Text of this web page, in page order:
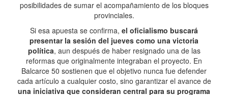
posibilidades de sumar el acompañamiento de los bloques
provinciales.
Si esa apuesta se confirma, el oficialismo buscará
presentar la sesión del jueves como una victoria
política, aun después de haber resignado una de las
reformas que originalmente integraban el proyecto. En
Balcarce 50 sostienen que el objetivo nunca fue defender
cada artículo a cualquier costo, sino garantizar el avance de
una iniciativa que consideran central para su programa